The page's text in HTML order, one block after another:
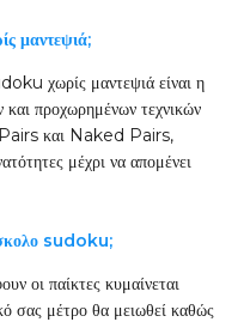
μαντεψιά;
χωρίς μαντεψιά είναι η
προχωρημένων τεχνικών
Pairs και Naked Pairs,
μέχρι να απομένει
sudoku;
οι παίκτες κυμαίνεται
σας μέτρο θα μειωθεί καθώς